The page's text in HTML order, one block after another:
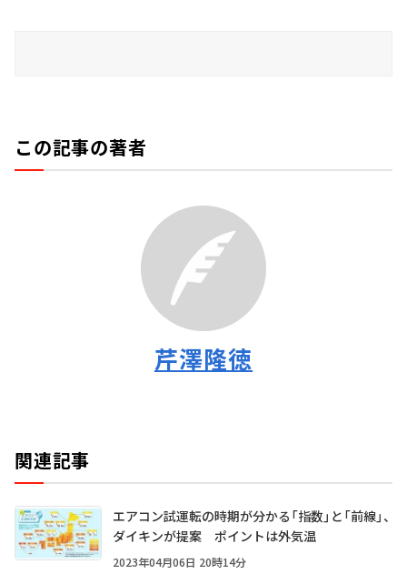
この記事の著者
芹澤隆徳
関連記事
エアコン試運転の時期が分かる「指数」と「前線」、
ダイキンが提案 ポイントは外気温
2023年04月06日 20時14分